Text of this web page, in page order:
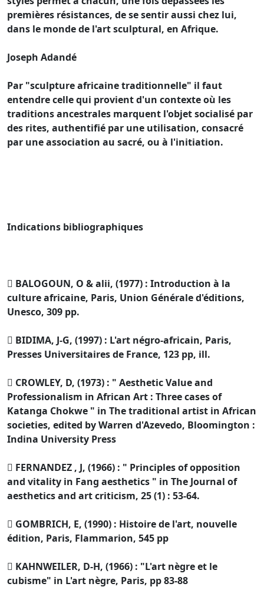
premières résistances, de se sentir aussi chez lui,
dans le monde de l'art sculptural, en Afrique.
Joseph Adandé
Par "sculpture africaine traditionnelle" il faut
entendre celle qui provient d'un contexte où les
traditions ancestrales marquent l'objet socialisé par
des rites, authentifié par une utilisation, consacré
par une association au sacré, ou à l'initiation.
Indications bibliographiques
 BALOGOUN, O & alii, (1977) : Introduction à la
culture africaine, Paris, Union Générale d'éditions,
Unesco, 309 pp.
 BIDIMA, J-G, (1997) : L'art négro-africain, Paris,
Presses Universitaires de France, 123 pp, ill.
 CROWLEY, D, (1973) : " Aesthetic Value and
Professionalism in African Art : Three cases of
Katanga Chokwe " in The traditional artist in African
societies, edited by Warren d'Azevedo, Bloomington :
Indina University Press
 FERNANDEZ , J, (1966) : " Principles of opposition
and vitality in Fang aesthetics " in The Journal of
aesthetics and art criticism, 25 (1) : 53-64.
 GOMBRICH, E, (1990) : Histoire de l'art, nouvelle
édition, Paris, Flammarion, 545 pp
 KAHNWEILER, D-H, (1966) : "L'art nègre et le
cubisme" in L'art nègre, Paris, pp 83-88